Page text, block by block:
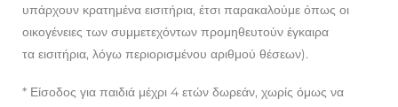
υπάρχουν κρατημένα εισιτήρια, έτσι παρακαλούμε όπως οι
οικογένειες των συμμετεχόντων προμηθευτούν έγκαιρα
τα εισιτήρια, λόγω περιορισμένου αριθμού θέσεων).
* Είσοδος για παιδιά μέχρι 4 ετών δωρεάν, χωρίς όμως να